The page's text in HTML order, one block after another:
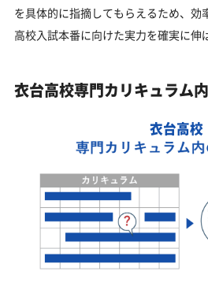
を具体的に指摘してもらえるため、効
高校入試本番に向けた実力を確実に伸
衣台高校専門カリキュラム
衣台高校